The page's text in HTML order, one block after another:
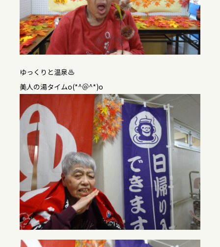
ゆっくりと温泉♨
美人の湯タイムo(*^＠^*)o